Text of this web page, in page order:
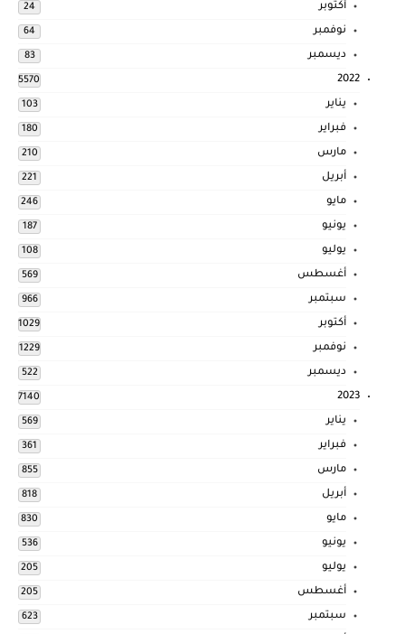
أكتوبر 24
نوفمبر 64
ديسمبر 83
2022
5570
يناير 103
فبراير 180
مارس 210
أبريل 221
مايو 246
يونيو 187
يوليو 108
أغسطس 569
سبتمبر 966
أكتوبر 1029
نوفمبر 1229
ديسمبر 522
2023
7140
يناير 569
فبراير 361
مارس 855
أبريل 818
مايو 830
يونيو 536
يوليو 205
أغسطس 205
سبتمبر 623